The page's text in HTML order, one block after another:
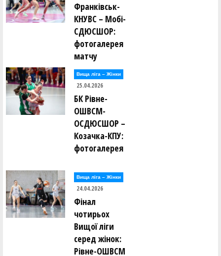
Франківськ-
КНУВС – Мобі-
СДЮСШОР:
фотогалерея
матчу
Вища лiга – Жiнки
25.04.2026
БК Рівне-
ОШВСМ-
ОСДЮСШОР –
Козачка-КПУ:
фотогалерея
Вища лiга – Жiнки
24.04.2026
Фінал
чотирьох
Вищої ліги
серед жінок:
Рівне-ОШВСМ